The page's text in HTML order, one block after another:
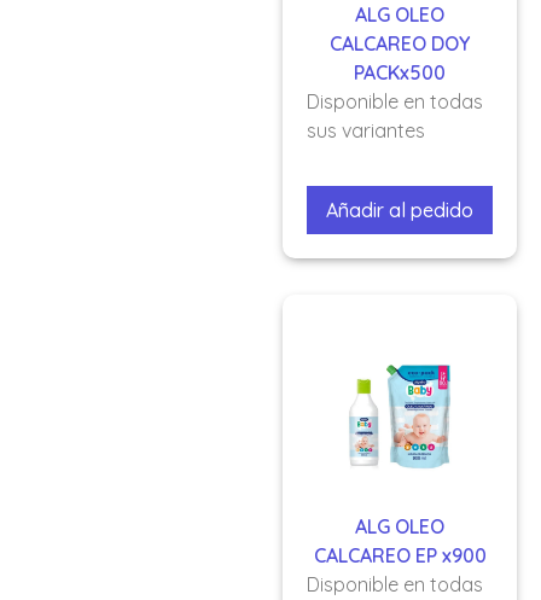
ALG OLEO
CALCAREO DOY
PACKx500
Disponible en todas
sus variantes
Añadir al pedido
ALG OLEO
CALCAREO EP x900
Disponible en todas